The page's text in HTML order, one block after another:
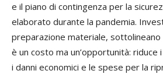
e il piano di contingenza per la
elaborato durante la pandemia.
preparazione materiale,
è un costo ma un’opportunità:
i danni economici e le spese per la